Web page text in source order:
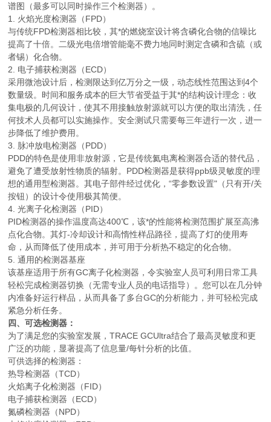
谱图（最多可以同时操作三个检测器）。
1. 火焰光度检测器（FPD）
与传统FPD检测器相比较，其*的燃烧室设计将含磷化合物的信噪比
提高了十倍。二级光电倍增管能毫不费力地同时测定含磷和含硫（或
者锡）化合物。
2. 电子捕获检测器（ECD）
采用微池设计后，检测限达到亿万分之一级，动态线性范围达到4个
数量级。时间和服务成本的巨大节省受益于其*的结构设计理念：收
集电极的几何设计，使其不用接触放射源就可以方便的取出清洗，任
何技术人员都可以实施操作。安全测试只需要每三年进行一次，进一
步降低了维护费用。
3. 脉冲放电检测器（PDD）
PDD的特色是使用非放射源，它是传统氦电离检测器合适的替代品，
避免了遭受放射性物质的辐射。PDD检测器是获得ppb级灵敏度的理
想的通用型检测器。其电子部件经过优化，“零参数设置"（只有开/关
按钮）的设计令使用极其简便。
4. 光离子化检测器（PID）
PID检测器的操作温度高达400℃，该*的性能将检测范围扩展至高沸
点化合物。其灯-冷却设计和高惰性样品路径，提高了灯的使用寿
命，从而降低了使用成本，并可用于分析热不稳定的化合物。
5. 通用的检测器基座
该基座适用于所有GC离子化检测器，令实验室人员可利用日常工具
轻松完成检测器切换（无需专业人员的电话指导）。您可以在几分钟
内准备好运行样品，从而具备了多台GC的分析能力，并可轻松完成
紧急分析任务。
四、可选检测器：
为了满足您的实验室发展，TRACE GCUltra结合了最高灵敏度和更
广泛的功能，显著提高了信息量/每针分析的比值。
可供选择的检测器：
热导检测器（TCD）
火焰离子化检测器（FID）
电子捕获检测器（ECD）
氮磷检测器（NPD）